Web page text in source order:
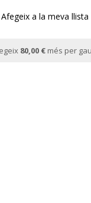
Afegeix a la meva llista
80,00 € més per